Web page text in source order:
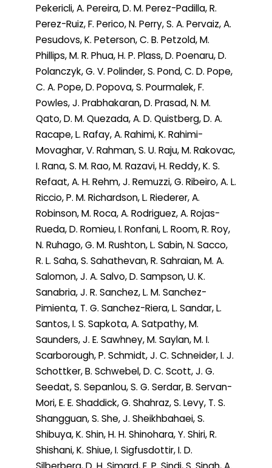
Pekericli, A. Pereira, D. M. Perez-Padilla, R.
Perez-Ruiz, F. Perico, N. Perry, S. A. Pervaiz, A.
Pesudovs, K. Peterson, C. B. Petzold, M.
Phillips, M. R. Phua, H. P. Plass, D. Poenaru, D.
Polanczyk, G. V. Polinder, S. Pond, C. D. Pope,
C. A. Pope, D. Popova, S. Pourmalek, F.
Powles, J. Prabhakaran, D. Prasad, N. M.
Qato, D. M. Quezada, A. D. Quistberg, D. A.
Racape, L. Rafay, A. Rahimi, K. Rahimi-
Movaghar, V. Rahman, S. U. Raju, M. Rakovac,
I. Rana, S. M. Rao, M. Razavi, H. Reddy, K. S.
Refaat, A. H. Rehm, J. Remuzzi, G. Ribeiro, A. L.
Riccio, P. M. Richardson, L. Riederer, A.
Robinson, M. Roca, A. Rodriguez, A. Rojas-
Rueda, D. Romieu, I. Ronfani, L. Room, R. Roy,
N. Ruhago, G. M. Rushton, L. Sabin, N. Sacco,
R. L. Saha, S. Sahathevan, R. Sahraian, M. A.
Salomon, J. A. Salvo, D. Sampson, U. K.
Sanabria, J. R. Sanchez, L. M. Sanchez-
Pimienta, T. G. Sanchez-Riera, L. Sandar, L.
Santos, I. S. Sapkota, A. Satpathy, M.
Saunders, J. E. Sawhney, M. Saylan, M. I.
Scarborough, P. Schmidt, J. C. Schneider, I. J.
Schottker, B. Schwebel, D. C. Scott, J. G.
Seedat, S. Sepanlou, S. G. Serdar, B. Servan-
Mori, E. E. Shaddick, G. Shahraz, S. Levy, T. S.
Shangguan, S. She, J. Sheikhbahaei, S.
Shibuya, K. Shin, H. H. Shinohara, Y. Shiri, R.
Shishani, K. Shiue, I. Sigfusdottir, I. D.